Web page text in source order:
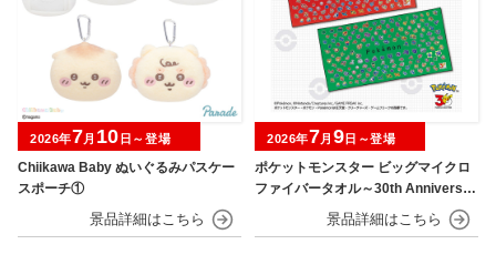
Chiikawa Baby ぬいぐるみパスケー
スポーチ①
2026年7月 10 日～登場
ポケットモンスター ビッグマイクロ
ファイバータオル～30th Anniversar
2026年7月 9日～登場